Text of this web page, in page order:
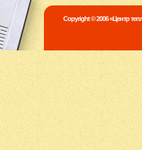
Copyright © 2006 «Центр